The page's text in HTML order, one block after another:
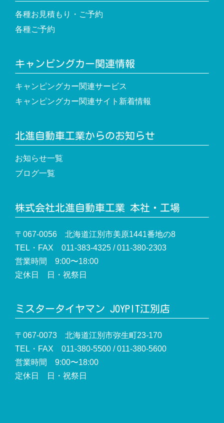
各種お見積もり・ご予約
各種ご予約
キャンピングカー関連情報
キャンピングカー関連サービス
キャンピングカー関連サイト新着情報
北進自動車工業からのお知らせ
お知らせ一覧
ブログ一覧
株式会社北進自動車工業 本社・工場
〒067-0056 北海道江別市美原1441番地の8
TEL・FAX 011-383-4325 / 011-380-2303
営業時間 9:00〜18:00
定休日 日・祝祭日
ミスタータイヤマン JOYPIT江別店
〒067-0073 北海道江別市弥生町23-170
TEL・FAX 011-380-5500 / 011-380-5600
営業時間 9:00〜18:00
定休日 日・祝祭日